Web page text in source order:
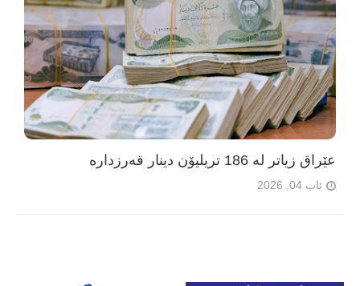
عێراق زیاتر لە 186 تریلیۆن دینار قەرزدارە
ئاب 04, 2026